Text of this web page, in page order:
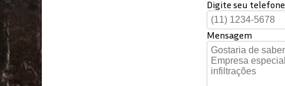
Digite seu telefone
Mensagem